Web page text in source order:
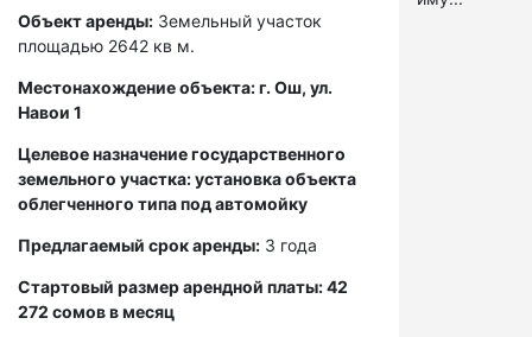
Объект аренды: Земельный участок
площадью 2642 кв м.
Местонахождение объекта: г. Ош, ул.
Навои 1
Целевое назначение государственного
земельного участка: установка объекта
облегченного типа под автомойку
Предлагаемый срок аренды: 3 года
Стартовый размер арендной платы: 42
272 сомов в месяц